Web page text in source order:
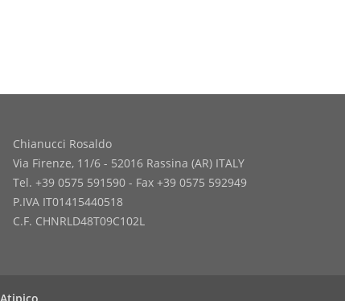
Chianucci Rosaldo
Via Firenze, 11/6 - 52016 Rassina (AR) ITALY
Tel. +39 0575 591590 - Fax +39 0575 592949
P.IVA IT01415440518
C.F. CHNRLD48T09C102L